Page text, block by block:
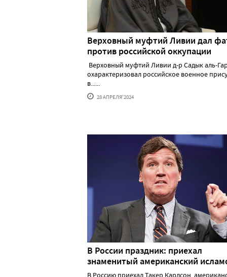
Верховный муфтий Ливии дал
против российской оккупации
Верховный муфтий Ливии д-р Садык аль-
охарактеризовал российское военное
в......
28 АПРЕЛЯ'2024
В России праздник: приехал
знаменитый американский
В Россию приехал Такер Карлсон,